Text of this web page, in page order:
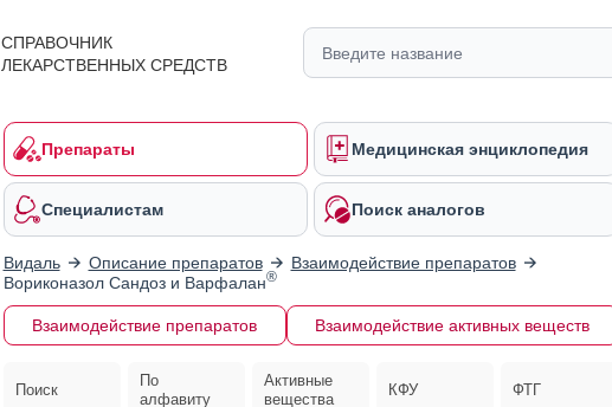
СПРАВОЧНИК
ЛЕКАРСТВЕННЫХ СРЕДСТВ
Препараты Медицинская энциклопедия
Специалистам Поиск аналогов
Видаль Описание препаратов
Взаимодействие препаратов
Вориконазол Сандоз и Варфалан®
Взаимодействие препаратов Взаимодействие активных веществ
Поиск
По
алфавиту
Активные
вещества
КФУ ФТГ